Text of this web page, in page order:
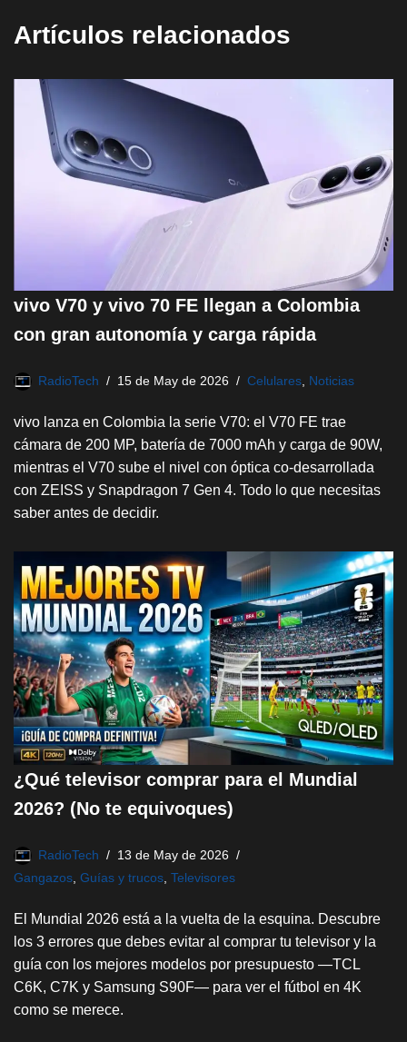
Artículos relacionados
vivo V70 y vivo 70 FE llegan a Colombia
con gran autonomía y carga rápida
RadioTech 15 de May de 2026 Celulares Noticias
vivo lanza en Colombia la serie V70: el V70 FE trae
cámara de 200 MP, batería de 7000 mAh y carga de 90W,
mientras el V70 sube el nivel con óptica co-desarrollada
con ZEISS y Snapdragon 7 Gen 4. Todo lo que necesitas
saber antes de decidir.
¿Qué televisor comprar para el Mundial
2026? (No te equivoques)
RadioTech
13 de May de 2026
Gangazos Guías y trucos Televisores
El Mundial 2026 está a la vuelta de la esquina. Descubre
los 3 errores que debes evitar al comprar tu televisor y la
guía con los mejores modelos por presupuesto —TCL
C6K, C7K y Samsung S90F— para ver el fútbol en 4K
como se merece.